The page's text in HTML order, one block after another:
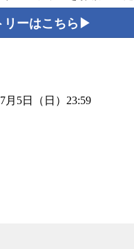
リーはこちら▶︎
月5日（日）23:59